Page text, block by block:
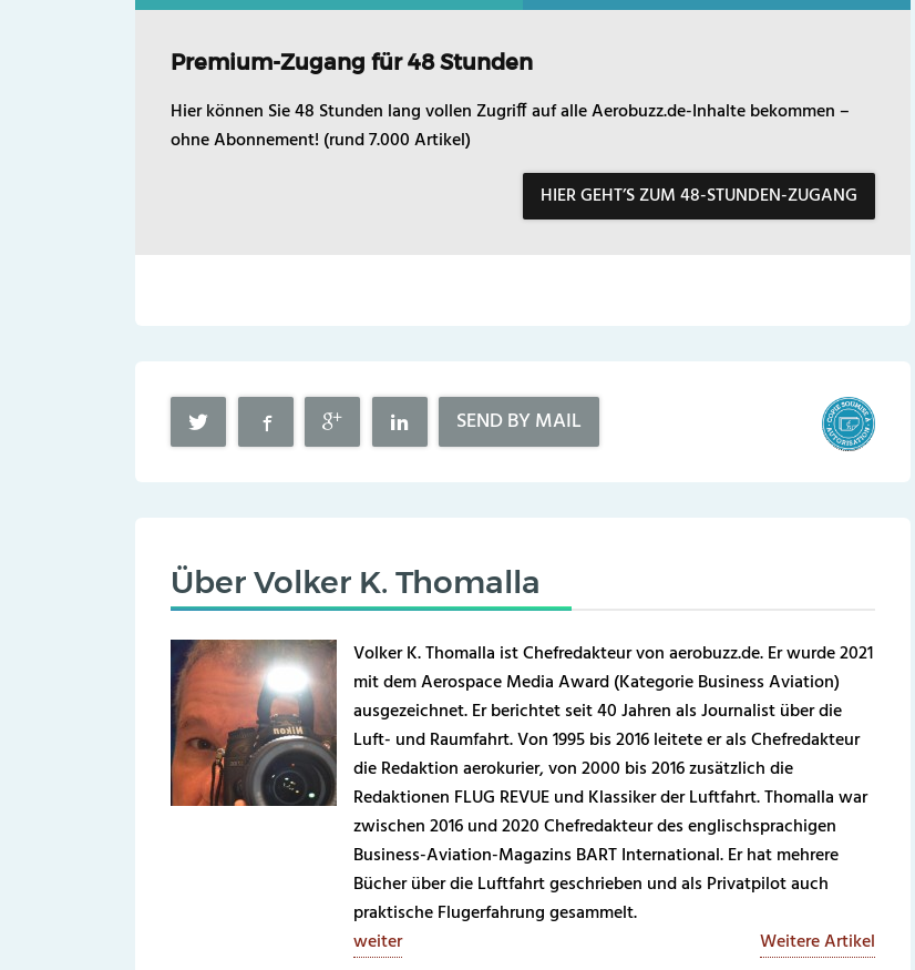
Premium-Zugang für 48 Stunden
Hier können Sie 48 Stunden lang vollen Zugriff auf alle Aerobuzz.de-Inhalte bekommen –
ohne Abonnement! (rund 7.000 Artikel)
HIER GEHT’S ZUM 48-STUNDEN-ZUGANG
SEND BY MAIL
Über Volker K. Thomalla
Volker K. Thomalla ist Chefredakteur von aerobuzz.de. Er wurde 2021
mit dem Aerospace Media Award (Kategorie Business Aviation)
ausgezeichnet. Er berichtet seit 40 Jahren als Journalist über die
Luft- und Raumfahrt. Von 1995 bis 2016 leitete er als Chefredakteur
die Redaktion aerokurier, von 2000 bis 2016 zusätzlich die
Redaktionen FLUG REVUE und Klassiker der Luftfahrt. Thomalla war
zwischen 2016 und 2020 Chefredakteur des englischsprachigen
Business-Aviation-Magazins BART International. Er hat mehrere
Bücher über die Luftfahrt geschrieben und als Privatpilot auch
praktische Flugerfahrung gesammelt.
weiter
Weitere Artikel